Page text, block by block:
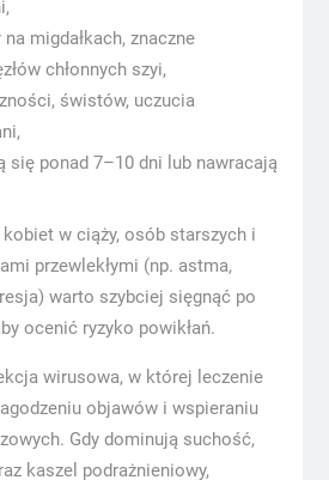
migdałkach, znaczne
chłonnych szyi,
świstów, uczucia
się ponad 7–10 dni lub nawracają
w ciąży, osób starszych i
przewlekłymi (np. astma,
warto szybciej sięgnąć po
ocenić ryzyko powikłań.
wirusowa, w której leczenie
objawów i wspieraniu
Gdy dominują suchość,
kaszel podrażnieniowy,